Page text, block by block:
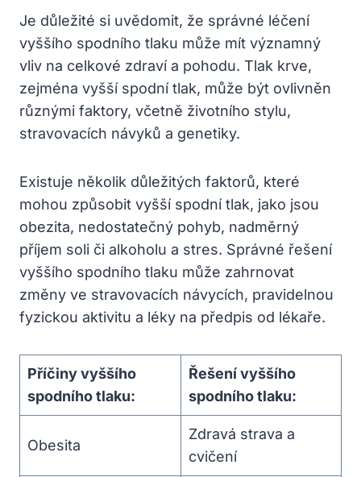
Je důležité si uvědomit, že správné léčení
vyššího spodního tlaku může mít významný
vliv na celkové zdraví a pohodu. Tlak krve,
zejména vyšší spodní tlak, může být ovlivněn
různými faktory, včetně životního stylu,
stravovacích návyků a genetiky.
Existuje několik důležitých faktorů, které
mohou způsobit vyšší spodní tlak, jako jsou
obezita, nedostatečný pohyb, nadměrný
příjem soli či alkoholu a stres. Správné řešení
vyššího spodního tlaku může zahrnovat
změny ve stravovacích návycích, pravidelnou
fyzickou aktivitu a léky na předpis od lékaře.
Příčiny vyššího
spodního tlaku:
Řešení vyššího
spodního tlaku:
Obesita
Zdravá strava a
cvičení